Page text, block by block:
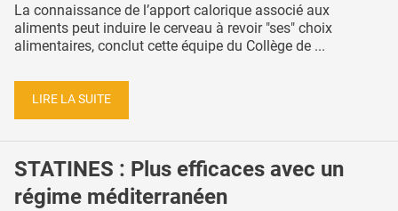
La connaissance de l’apport calorique associé aux
aliments peut induire le cerveau à revoir "ses" choix
alimentaires, conclut cette équipe du Collège de ...
LIRE LA SUITE
STATINES : Plus efficaces avec un
régime méditerranéen